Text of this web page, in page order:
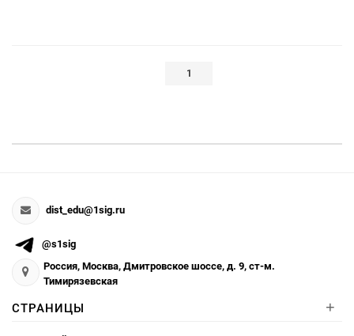
1
dist_edu@1sig.ru
@s1sig
Россия, Москва, Дмитровское шоссе, д. 9, ст-м.
Тимирязевская
СТРАНИЦЫ +